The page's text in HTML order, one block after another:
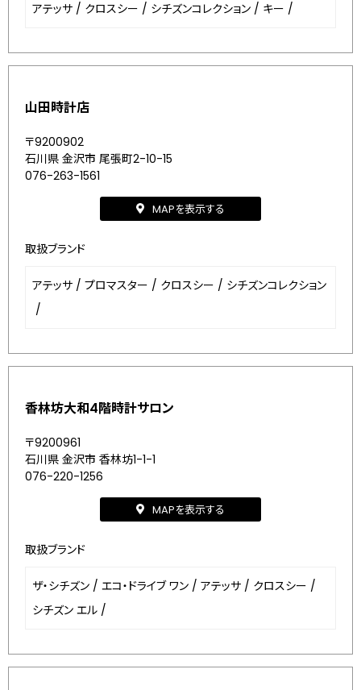
アテッサ / クロスシー / シチズンコレクション / キー /
山田時計店
〒9200902
石川県 金沢市 尾張町2-10-15
076-263-1561
MAPを表示する
取扱ブランド
アテッサ / プロマスター / クロスシー / シチズンコレクション
/
香林坊大和4階時計サロン
〒9200961
石川県 金沢市 香林坊1-1-1
076-220-1256
MAPを表示する
取扱ブランド
ザ・シチズン / エコ・ドライブ ワン / アテッサ / クロスシー /
シチズン エル /